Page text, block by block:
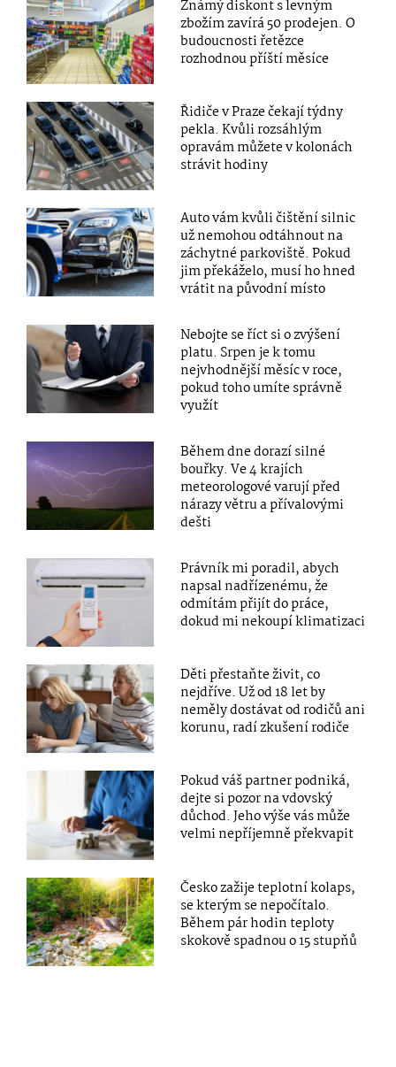
Známý diskont s levným
zbožím zavírá 50 prodejen. O
budoucnosti řetězce
rozhodnou příští měsíce
Řidiče v Praze čekají týdny
pekla. Kvůli rozsáhlým
opravám můžete v kolonách
strávit hodiny
Auto vám kvůli čištění silnic
už nemohou odtáhnout na
záchytné parkoviště. Pokud
jim překáželo, musí ho hned
vrátit na původní místo
Nebojte se říct si o zvýšení
platu. Srpen je k tomu
nejvhodnější měsíc v roce,
pokud toho umíte správně
využít
Během dne dorazí silné
bouřky. Ve 4 krajích
meteorologové varují před
nárazy větru a přívalovými
dešti
Právník mi poradil, abych
napsal nadřízenému, že
odmítám přijít do práce,
dokud mi nekoupí klimatizaci
Děti přestaňte živit, co
nejdříve. Už od 18 let by
neměly dostávat od rodičů ani
korunu, radí zkušení rodiče
Pokud váš partner podniká,
dejte si pozor na vdovský
důchod. Jeho výše vás může
velmi nepříjemně překvapit
Česko zažije teplotní kolaps,
se kterým se nepočítalo.
Během pár hodin teploty
skokově spadnou o 15 stupňů